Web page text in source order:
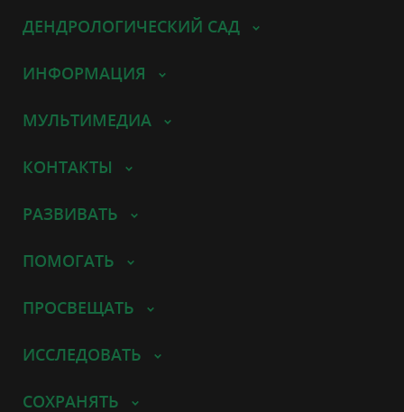
ДЕНДРОЛОГИЧЕСКИЙ САД
ИНФОРМАЦИЯ
МУЛЬТИМЕДИА
КОНТАКТЫ
РАЗВИВАТЬ
ПОМОГАТЬ
ПРОСВЕЩАТЬ
ИССЛЕДОВАТЬ
СОХРАНЯТЬ